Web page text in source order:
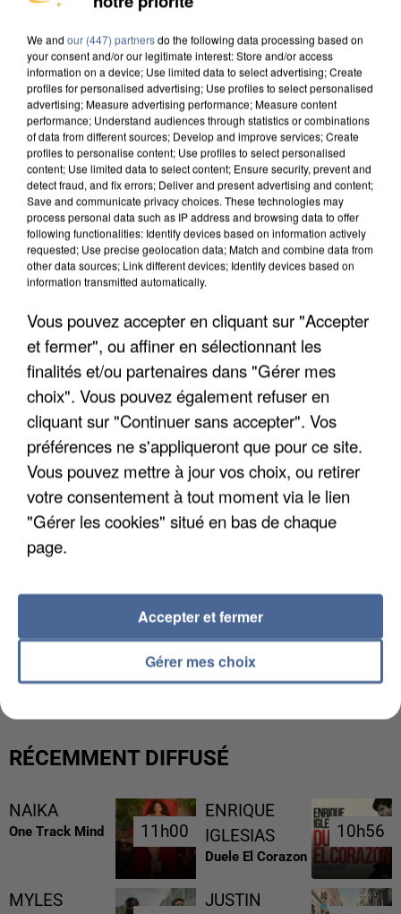
COULÉE DE BOUE EN HAUTE-SAVOIE
LES DONNÉES DE 300 000 CLIENTS DÉROBÉES À
INTERMARCHÉ APRÈS UNE...
RÉCEMMENT DIFFUSÉ
NAIKA
One Track Mind 11h00
11h00
ENRIQUE
IGLESIAS
Duele El Corazon
10h56
10h56
MYLES
JUSTIN
We and our (447) partnersdo the following data processing based on
your consent and/or our legitimate interest: Store and/or access
information on a device; Use limited data to select advertising; Create
profiles for personalised advertising; Use profiles to select personalised
advertising; Measure advertising performance; Measure content
performance; Understand audiences through statistics or combinations
of data from different sources; Develop and improve services; Create
profiles to personalise content; Use profiles to select personalised
content; Use limited data to select content; Ensure security, prevent and
detect fraud, and fix errors; Deliver and present advertising and content;
Save and communicate privacy choices. These technologies may
process personal data such as IP address and browsing data to offer
following functionalities: Identify devices based on information actively
requested; Use precise geolocation data; Match and combine data from
other data sources; Link different devices; Identify devices based on
information transmitted automatically.
Vous pouvez accepter en cliquant sur "Accepter
et fermer", ou affiner en sélectionnant les
finalités et/ou partenaires dans "Gérer mes
choix". Vous pouvez également refuser en
cliquant sur "Continuer sans accepter". Vos
préférences ne s'appliqueront que pour ce site.
Vous pouvez mettre à jour vos choix, ou retirer
votre consentement à tout moment via le lien
"Gérer les cookies" situé en bas de chaque
page.
Gérer mes choix
Accepter et fermer